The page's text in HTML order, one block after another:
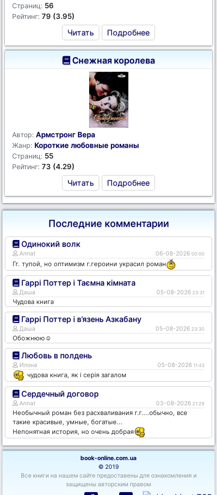
Страниц: 56
Рейтинг: 79 (3.95)
Читать Подробнее
Снежная королева
Автор: Армстронг Вера
Жанр: Короткие любовные романы
Страниц: 55
Рейтинг: 73 (4.29)
Читать Подробнее
Последние комментарии
Одинокий волк
Annat 06-08-2026 00:00
Гг. тупой, но оптимизм г.героини украсил роман
Гаррі Поттер і Таємна кімната
Даша 05-08-2026 23:31
Чудова книга
Гаррі Поттер і в’язень Азкабану
Даша 05-08-2026 23:30
Обожнюю☺️
Любовь в полдень
Илона 05-08-2026 11:43
чудова книга, як і серія загалом
Сердечный договор
Annat 03-08-2026 21:29
Необычный роман без расхваливания г.г....обычно, все
такие красивые, умные, богатые...
Непонятная история, но очень добрая
book-online.com.ua
© 2019
Все книги на нашем сайте предоставены для ознакомления и
защищены авторским правом